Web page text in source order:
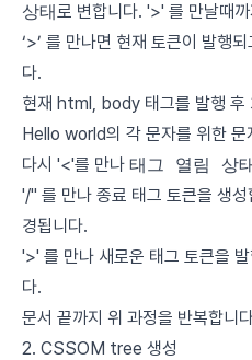
상태로 변합니다. '>' 를 만날때
‘>’ 를 만나면 현재 토큰이 발행되
다.
현재 html, body 태그를 발행 후
Hello world의 각 문자를 위한 문
다시 '<'를 만나 태그 열림 상
'/'' 를 만나 종료 태그 토큰을 생성
경됩니다.
'>' 를 만나 새로운 태그 토큰을
다.
문서 끝까지 위 과정을 반복합니
2. CSSOM tree 생성